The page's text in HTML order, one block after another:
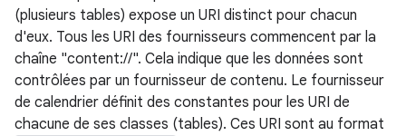
(plusieurs tables) expose un URI distinct pour chacun
d'eux. Tous les URI des fournisseurs commencent par la
chaîne "content://". Cela indique que les données sont
contrôlées par un fournisseur de contenu. Le fournisseur
de calendrier définit des constantes pour les URI de
chacune de ses classes (tables). Ces URI sont au format